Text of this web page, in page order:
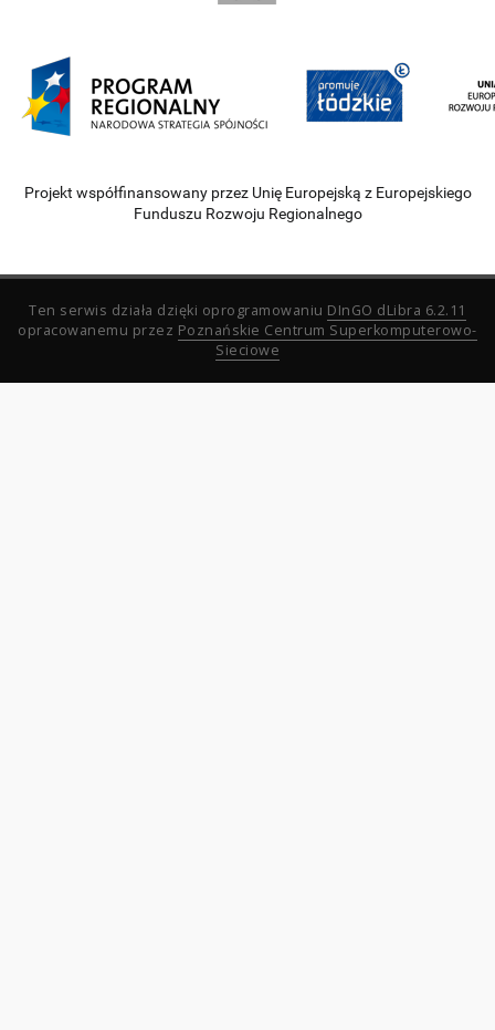
Projekt współfinansowany przez Unię Europejską z Europejskiego
Funduszu Rozwoju Regionalnego
Ten serwis działa dzięki oprogramowaniu DInGO dLibra 6.2.11
opracowanemu przez Poznańskie Centrum Superkomputerowo-
Sieciowe